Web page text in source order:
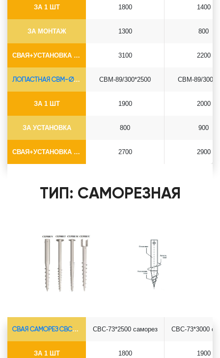
ЗА 1 ШТ
ЗА МОНТАЖ
СВАЯ+УСТАНОВКА (БЕЗ ОГОЛОВКА)
1800
1300
3100
1400
800
2200
ЛОПАСТНАЯ СВМ-Ø89*6.5
ЗА 1 ШТ
ЗА УСТАНОВКА
СВАЯ+УСТАНОВКА (БЕЗ ОГОЛОВКА)
СВМ-89/300*2500
1900
800
2700
СВМ-89/
2000
900
2900
ТИП: САМОРЕЗНАЯ
СВАЯ САМОРЕЗ СВС-Ø73*5.5
ЗА 1 ШТ
СВС-73*2500 саморез
1800
СВС-73*3000
1900